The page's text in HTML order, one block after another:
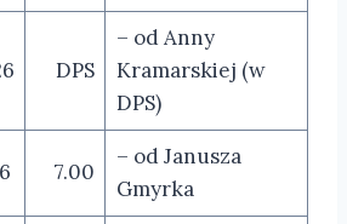
DPS
– od Anny
Kramarskiej (w
DPS)
7.00
– od Janusza
Gmyrka